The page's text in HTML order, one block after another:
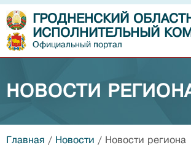
ГРОДНЕНСКИЙ
ИСПОЛНИТЕЛЬНЫЙ
Официальный портал
НОВОСТИ
Главная / Новости / Новости региона